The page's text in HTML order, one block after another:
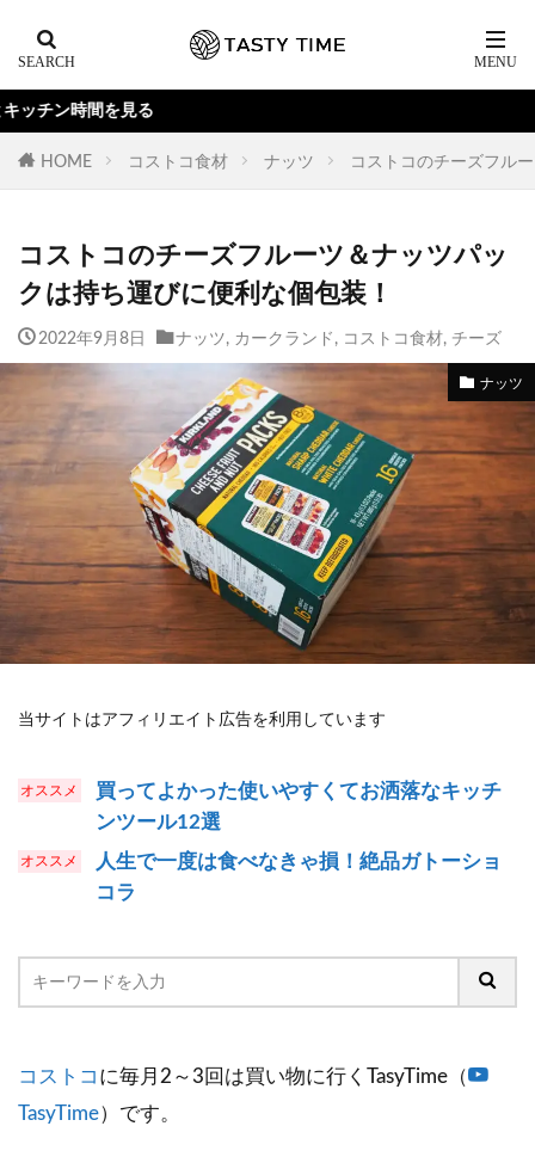
HOME コストコ食材 ナッツ コストコのチーズフル
コストコのチーズフルーツ＆ナッツパッ
クは持ち運びに便利な個包装！
2022年9月8日 ナッツ, カークランド , コストコ食材, チーズ
ナッツ
当サイトはアフィリエイト広告を利用しています
買ってよかった使いやすくてお洒落なキッチ
ンツール12選
人生で一度は食べなきゃ損！絶品ガトーショ
コラ
コストコ に毎月2～3回は買い物に行くTasyTime（
TasyTime）です。